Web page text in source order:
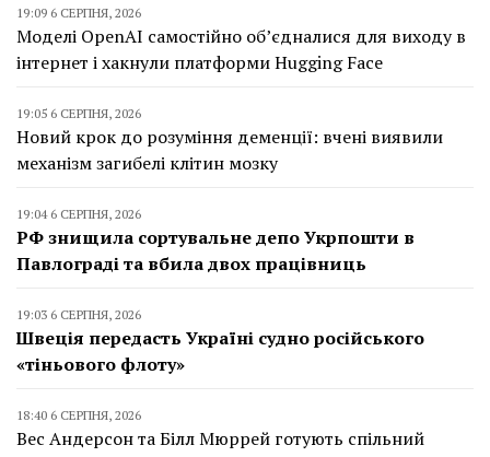
19:09 6 СЕРПНЯ, 2026
Моделі OpenAI самостійно об’єдналися для виходу в
інтернет і хакнули платформи Hugging Face
19:05 6 СЕРПНЯ, 2026
Новий крок до розуміння деменції: вчені виявили
механізм загибелі клітин мозку
19:04 6 СЕРПНЯ, 2026
РФ знищила сортувальне депо Укрпошти в
Павлограді та вбила двох працівниць
19:03 6 СЕРПНЯ, 2026
Швеція передасть Україні судно російського
«тіньового флоту»
18:40 6 СЕРПНЯ, 2026
Вес Андерсон та Білл Мюррей готують спільний